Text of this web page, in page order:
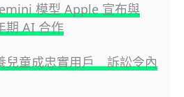
模型 Apple 宣布與
期 AI 合作
兒童成忠實用戶 訴訟令內